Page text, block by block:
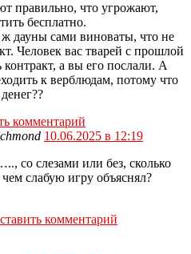
правильно, что угрожают,
бесплатно.
дауны сами виноваты, что не
Человек вас тварей с прошлой
а вы его послали. А
к верблюдам, потому что
комментарий
10.06.2025 в 12:19
со слезами или без, сколько
слабую игру объяснял?
комментарий